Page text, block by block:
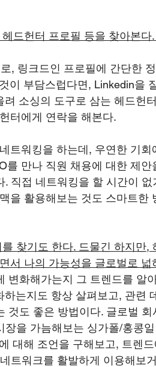
드헌터 프로필 등을 찾아본다.
, 링크드인 프로필에 간단한
이 부담스럽다면, Linkedin을
소싱의 도구로 삼는 헤드헌
터에게 연락을 해본다.
트워킹을 하는데, 우연한 기회
만나 직원 채용에 대한 제안
직접 네트워킹을 할 시간이 없
을 활용해보는 것도 스마트한
찾기도 한다. 드물긴 하지만,
서 나의 가능성을 글로벌로 넓
변화해가는지 그 트렌드를 알
는지도 항상 살펴보고, 관련
것도 좋은 방법이다. 글로벌 회
을 가늠해보는 싱가폴/홍콩
대해 조언을 구해보고, 트렌
트워크를 활발하게 이용해보